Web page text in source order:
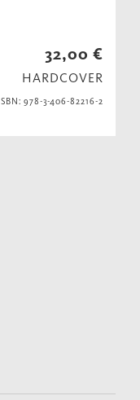
32,00 €
HARDCOVER
ISBN: 978-3-406-82216-2